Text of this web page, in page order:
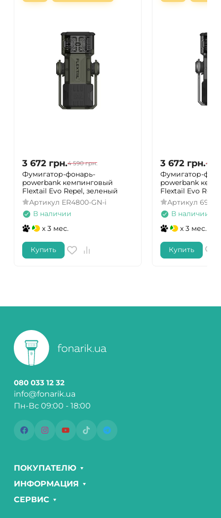
3 672 грн.4 590 грн.
Фумигатор-фонарь-
powerbank кемпинговый
Flextail Evo Repel, зеленый
Артикул ER4800-GN-i
В наличии
x 3 мес.
Купить
3 672 грн.4
Фумигатор-
powerbank
Flextail Evo
Артикул
В наличии
x 3 мес.
Купить
080 033 12 32
info@fonarik.ua
Пн-Вс 09:00 - 18:00
ПОКУПАТЕЛЮ
ИНФОРМАЦИЯ
СЕРВИС